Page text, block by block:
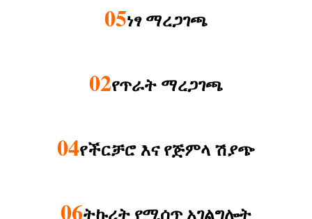
05ነፃ ማረጋገጫ
02የጥራት ማረጋገጫ
04የችርቻሮ እና የጅምላ ሽያጭ
06ትኩረት የሚሰጥ አገልግሎት